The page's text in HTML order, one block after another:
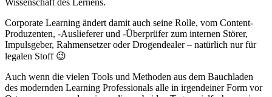
Corporate Learning ändert damit auch seine Rolle, vom Content-
Produzenten, -Auslieferer und -Überprüfer zum internen Störer,
Impulsgeber, Rahmensetzer oder Drogendealer – natürlich nur für
legalen Stoff 😉
Auch wenn die vielen Tools und Methoden aus dem Bauchladen
des modernden Learning Professionals alle in irgendeiner Form vor